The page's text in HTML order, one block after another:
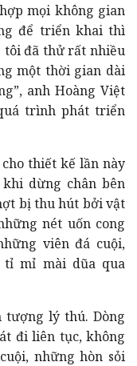
mọi không gian
để triển khai thì
tôi đã thử rất nhiều
một thời gian dài
anh Hoàng Việt
trình phát triển
cho thiết kế lần này
dừng chân bên
bị thu hút bởi vật
nét uốn cong
viên đá cuội,
tỉ mỉ mài dũa qua
lý thú. Dòng
đi liên tục, không
những hòn sỏi